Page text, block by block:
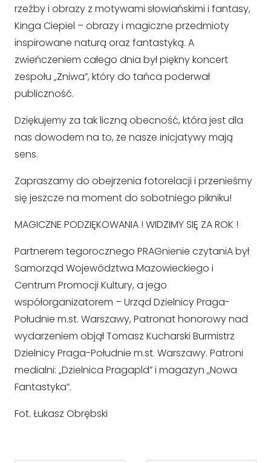
rzeźby i obrazy z motywami słowiańskimi i fantasy,
Kinga Ciepiel – obrazy i magiczne przedmioty
inspirowane naturą oraz fantastyką. A
zwieńczeniem całego dnia był piękny koncert
zespołu „Żniwa”, który do tańca poderwał
publiczność.
Dziękujemy za tak liczną obecność, która jest dla
nas dowodem na to, że nasze inicjatywy mają
sens.
Zapraszamy do obejrzenia fotorelacji i przenieśmy
się jeszcze na moment do sobotniego pikniku!
MAGICZNE PODZIĘKOWANIA ! WIDZIMY SIĘ ZA ROK !
Partnerem tegorocznego PRAGnienie czytaniA był
Samorząd Województwa Mazowieckiego i
Centrum Promocji Kultury, a jego
współorganizatorem – Urząd Dzielnicy Praga-
Południe m.st. Warszawy, Patronat honorowy nad
wydarzeniem objął Tomasz Kucharski Burmistrz
Dzielnicy Praga-Południe m.st. Warszawy. Patroni
medialni: „Dzielnica Pragapld” i magazyn „Nowa
Fantastyka”.
Fot. Łukasz Obrębski